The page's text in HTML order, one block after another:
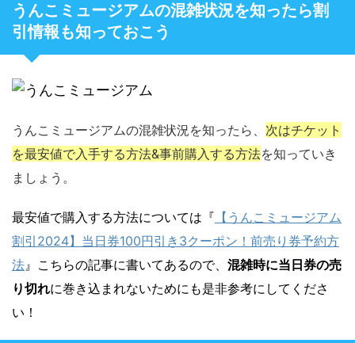
うんこミュージアムの混雑状況を知ったら割
引情報も知っておこう
うんこミュージアムの混雑状況を知ったら、 次はチケット
を最安値で入手する方法&事前購入する方法を知っていき
ましょう。
最安値で購入する方法については『 【うんこミュージアム
割引2024】当日券100円引き3クーポン！前売り券予約方
法』こちらの記事に書いてあるので、 混雑時に当日券の売
り切れに巻き込まれないためにも是非参考にしてくださ
い！